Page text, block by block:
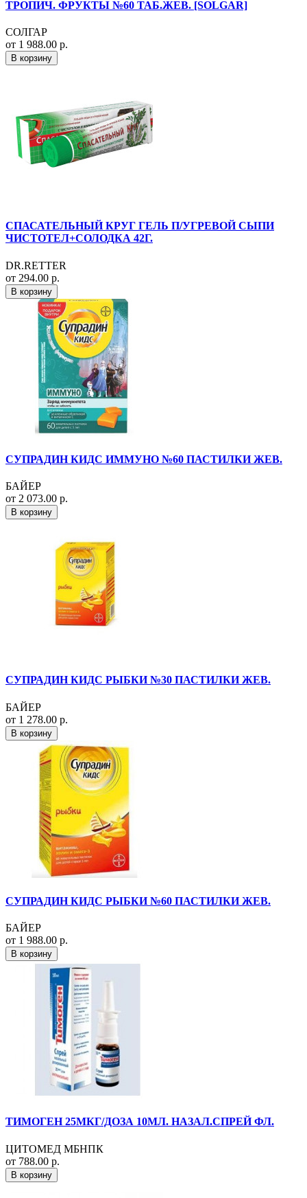
ТРОПИЧ. ФРУКТЫ №60 ТАБ.ЖЕВ. [SOLGAR]
СОЛГАР
от 1 988.00 р.
В корзину
СПАСАТЕЛЬНЫЙ КРУГ ГЕЛЬ П/УГРЕВОЙ СЫПИ
ЧИСТОТЕЛ+СОЛОДКА 42Г.
DR.RETTER
от 294.00 р.
В корзину
СУПРАДИН КИДС ИММУНО №60 ПАСТИЛКИ ЖЕВ.
БАЙЕР
от 2 073.00 р.
В корзину
СУПРАДИН КИДС РЫБКИ №30 ПАСТИЛКИ ЖЕВ.
БАЙЕР
от 1 278.00 р.
В корзину
СУПРАДИН КИДС РЫБКИ №60 ПАСТИЛКИ ЖЕВ.
БАЙЕР
от 1 988.00 р.
В корзину
ТИМОГЕН 25МКГ/ДОЗА 10МЛ. НАЗАЛ.СПРЕЙ ФЛ.
ЦИТОМЕД МБНПК
от 788.00 р.
В корзину